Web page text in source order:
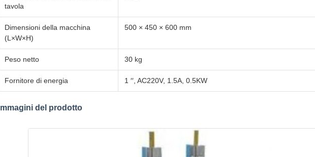
tavola
Dimensioni della macchina
(L×W×H)
500 × 450 × 600 mm
Peso netto 30 kg
Fornitore di energia 1 ′′, AC220V, 1.5A, 0.5KW
Immagini del prodotto